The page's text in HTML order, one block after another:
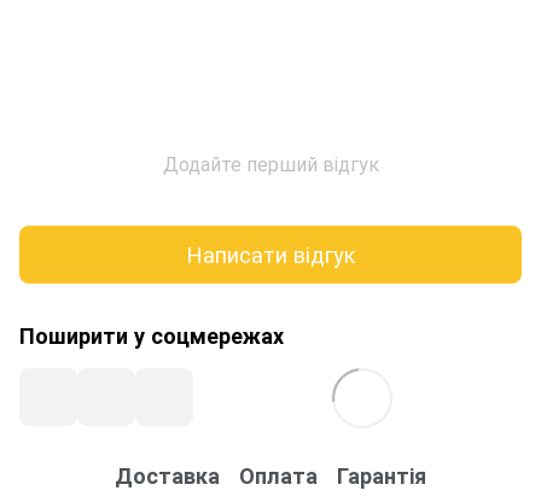
Додайте перший відгук
Написати відгук
Поширити у соцмережах
Доставка Оплата Гарантія